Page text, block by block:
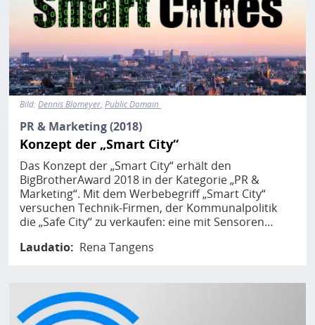
Bild:Dennis Blomeyer Public Domain
PR & Marketing (2018)
Konzept der „Smart City“
Das Konzept der „Smart City“ erhält den
BigBrotherAward 2018 in der Kategorie „PR &
Marketing“. Mit dem Werbebegriff „Smart City“
versuchen Technik-Firmen, der Kommunalpolitik
die „Safe City“ zu verkaufen: eine mit Sensoren…
Laudatio
Rena Tangens